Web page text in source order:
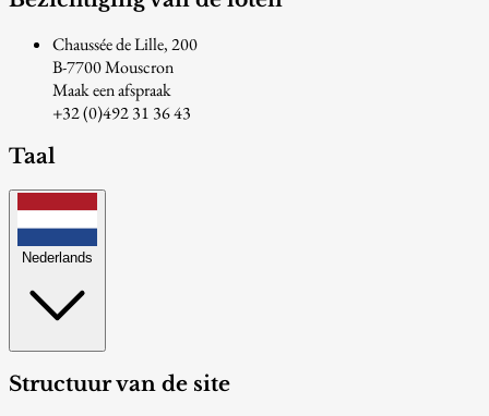
Chaussée de Lille, 200
B-7700 Mouscron
Maak een afspraak
+32 (0)492 31 36 43
Taal
Nederlands
Structuur van de site